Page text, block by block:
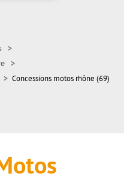
>
>
> Concessions motos rhône (69)